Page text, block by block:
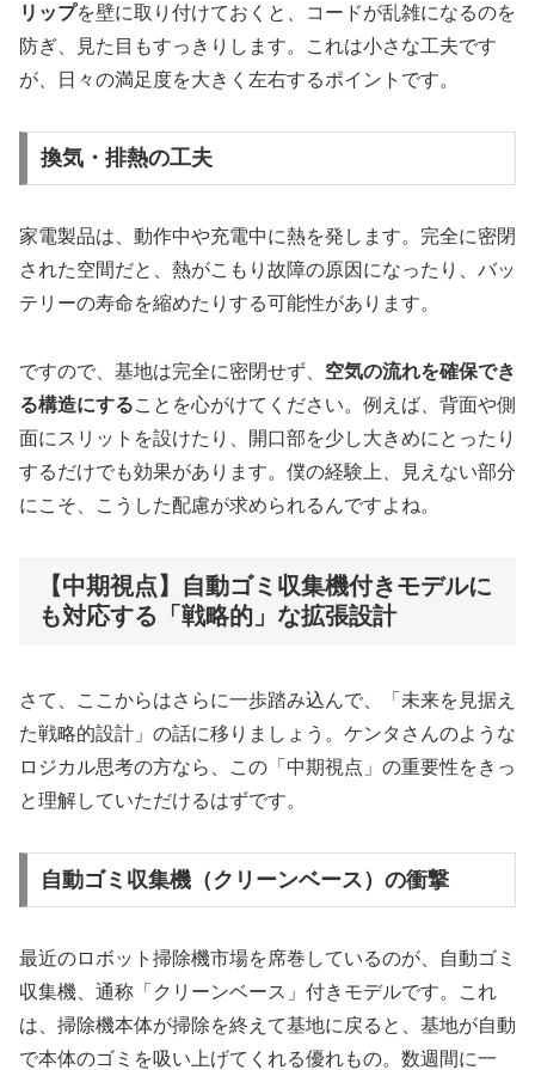
リップを壁に取り付けておくと、コードが乱雑になるのを
防ぎ、見た目もすっきりします。これは小さな工夫です
が、日々の満足度を大きく左右するポイントです。
換気・排熱の工夫
家電製品は、動作中や充電中に熱を発します。完全に密閉
された空間だと、熱がこもり故障の原因になったり、バッ
テリーの寿命を縮めたりする可能性があります。
ですので、基地は完全に密閉せず、 空気の流れを確保でき
る構造にすることを心がけてください。例えば、背面や側
面にスリットを設けたり、開口部を少し大きめにとったり
するだけでも効果があります。僕の経験上、見えない部分
にこそ、こうした配慮が求められるんですよね。
【中期視点】自動ゴミ収集機付きモデルに
も対応する「戦略的」な拡張設計
さて、ここからはさらに一歩踏み込んで、「未来を見据え
た戦略的設計」の話に移りましょう。ケンタさんのような
ロジカル思考の方なら、この「中期視点」の重要性をきっ
と理解していただけるはずです。
自動ゴミ収集機（クリーンベース）の衝撃
最近のロボット掃除機市場を席巻しているのが、自動ゴミ
収集機、通称「クリーンベース」付きモデルです。これ
は、掃除機本体が掃除を終えて基地に戻ると、基地が自動
で本体のゴミを吸い上げてくれる優れもの。数週間に一